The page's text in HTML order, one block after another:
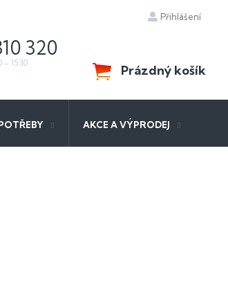
Přihlášení
320
NÁKUPNÍ
KOŠÍK
Prázdný košík
AKCE A VÝPRODEJ